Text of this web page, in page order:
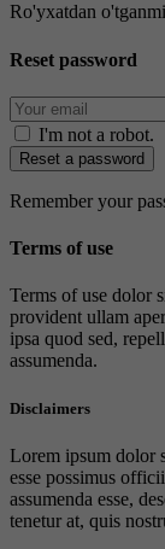
Ro'yxatdan
Reset password
I'm not a robot.
Reset a password
Remember your
Terms of use
Terms of use dolor
provident ullam
ipsa quod sed,
assumenda.
Disclaimers
Lorem ipsum dolor
esse possimus
assumenda esse,
tenetur at, quis